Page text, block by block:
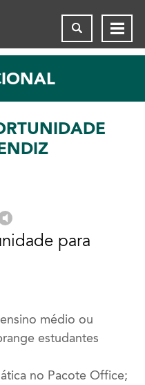
para
médio ou
estudantes
no Pacote Office;